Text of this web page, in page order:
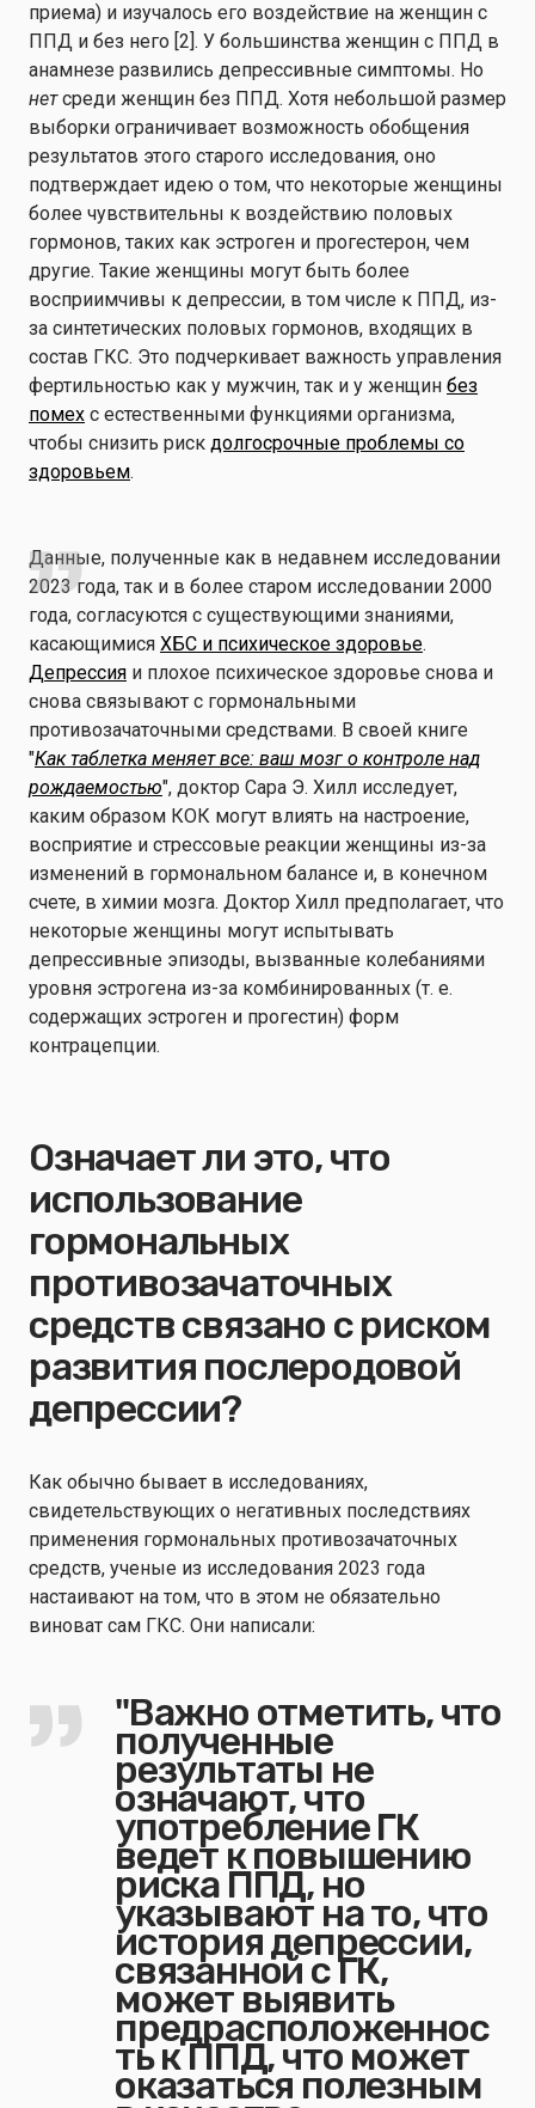
приема) и изучалось его воздействие на женщин с
ППД и без него [2]. У большинства женщин с ППД в
анамнезе развились депрессивные симптомы. Но
нетсреди женщин без ППД. Хотя небольшой размер
выборки ограничивает возможность обобщения
результатов этого старого исследования, оно
подтверждает идею о том, что некоторые женщины
более чувствительны к воздействию половых
гормонов, таких как эстроген и прогестерон, чем
другие. Такие женщины могут быть более
восприимчивы к депрессии, в том числе к ППД, из-
за синтетических половых гормонов, входящих в
состав ГКС. Это подчеркивает важность управления
фертильностью как у мужчин, так и у женщин без
помех с естественными функциями организма,
чтобы снизить риск долгосрочные проблемы со
здоровьем.
Данные, полученные как в недавнем исследовании
2023 года, так и в более старом исследовании 2000
года, согласуются с существующими знаниями,
касающимися ХБС и психическое здоровье.
Депрессия и плохое психическое здоровье снова и
снова связывают с гормональными
противозачаточными средствами. В своей книге
"Как таблетка меняет все: ваш мозг о контроле над
рождаемостью", доктор Сара Э. Хилл исследует,
каким образом КОК могут влиять на настроение,
восприятие и стрессовые реакции женщины из-за
изменений в гормональном балансе и, в конечном
счете, в химии мозга. Доктор Хилл предполагает, что
некоторые женщины могут испытывать
депрессивные эпизоды, вызванные колебаниями
уровня эстрогена из-за комбинированных (т. е.
содержащих эстроген и прогестин) форм
контрацепции.
Означает ли это, что
использование
гормональных
противозачаточных
средств связано с риском
развития послеродовой
депрессии?
Как обычно бывает в исследованиях,
свидетельствующих о негативных последствиях
применения гормональных противозачаточных
средств, ученые из исследования 2023 года
настаивают на том, что в этом не обязательно
виноват сам ГКС. Они написали:
"Важно отметить, что
полученные
результаты не
означают, что
употребление ГК
ведет к повышению
риска ППД, но
указывают на то, что
история депрессии,
связанной с ГК,
может выявить
предрасположеннос
ть к ППД, что может
оказаться полезным